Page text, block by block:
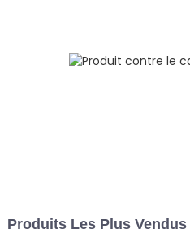
Produits Les Plus Vendus